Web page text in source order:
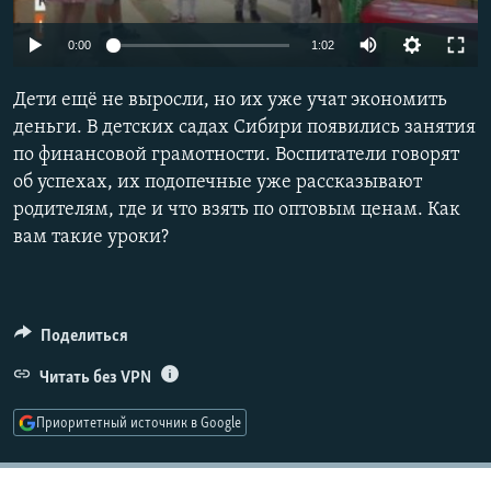
РАСПИСАНИЕ ВЕЩАНИЯ
ПОДПИШИТЕСЬ НА РАССЫЛКУ
СОЦИАЛЬНЫЕ СЕТИ
0:00 1:02
Дети ещё не выросли, но их уже учат экономить
деньги. В детских садах Сибири появились занятия
по финансовой грамотности. Воспитатели говорят
об успехах, их подопечные уже рассказывают
родителям, где и что взять по оптовым ценам. Как
вам такие уроки?
Поделиться
Читать без VPN
Приоритетный источник в Google